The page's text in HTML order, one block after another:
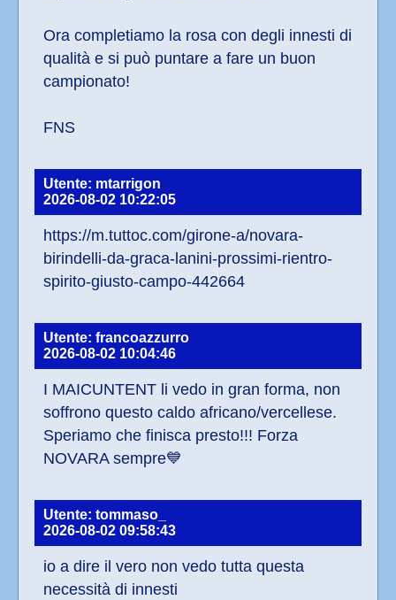
Ora completiamo la rosa con degli innesti di
qualità e si può puntare a fare un buon
campionato!
FNS
Utente: mtarrigon
2026-08-02 10:22:05
https://m.tuttoc.com/girone-a/novara-
birindelli-da-graca-lanini-prossimi-rientro-
spirito-giusto-campo-442664
Utente: francoazzurro
2026-08-02 10:04:46
I MAICUNTENT li vedo in gran forma, non
soffrono questo caldo africano/vercellese.
Speriamo che finisca presto!!! Forza
NOVARA sempre💙
Utente: tommaso_
2026-08-02 09:58:43
io a dire il vero non vedo tutta questa
necessità di innesti